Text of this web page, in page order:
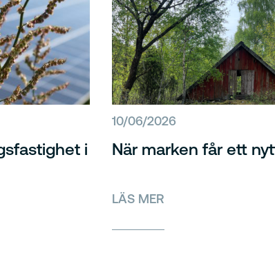
i
10/06/2026
När marken får ett
LÄS MER